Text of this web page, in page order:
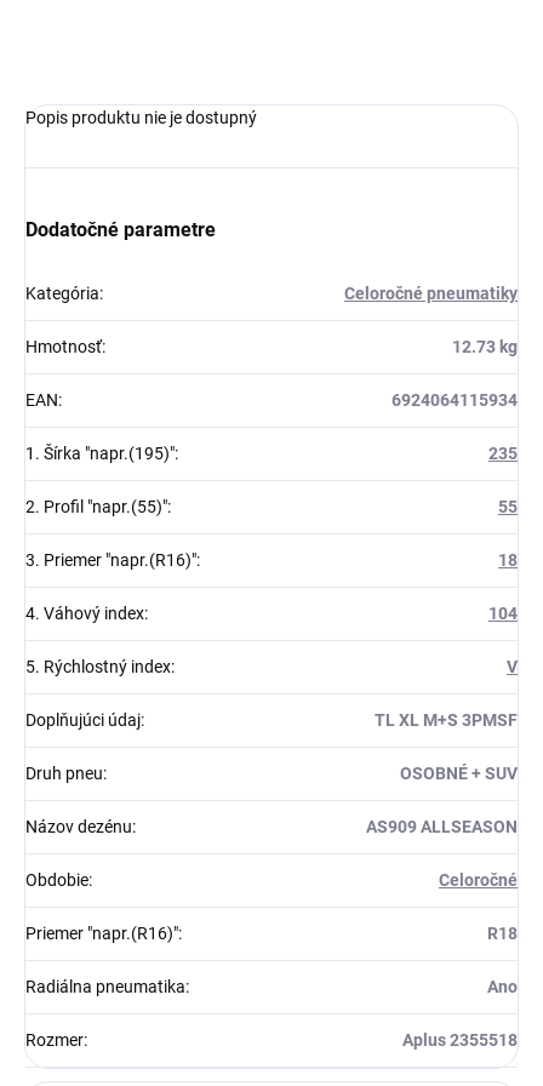
Popis produktu nie je dostupný
Dodatočné parametre
Kategória: Celoročné pneumatiky
Hmotnosť: 12.73 kg
EAN: 6924064115934
1. Šírka "napr.(195)": 235
2. Profil "napr.(55)": 55
3. Priemer "napr.(R16)": 18
4. Váhový index: 104
5. Rýchlostný index: V
Doplňujúci údaj: TL XL M+S 3PMSF
Druh pneu: OSOBNÉ + SUV
Názov dezénu: AS909 ALLSEASON
Obdobie: Celoročné
Priemer "napr.(R16)": R18
Radiálna pneumatika: Ano
Rozmer: Aplus 2355518